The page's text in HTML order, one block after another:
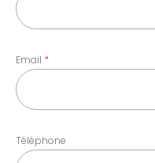
Email
Téléphone